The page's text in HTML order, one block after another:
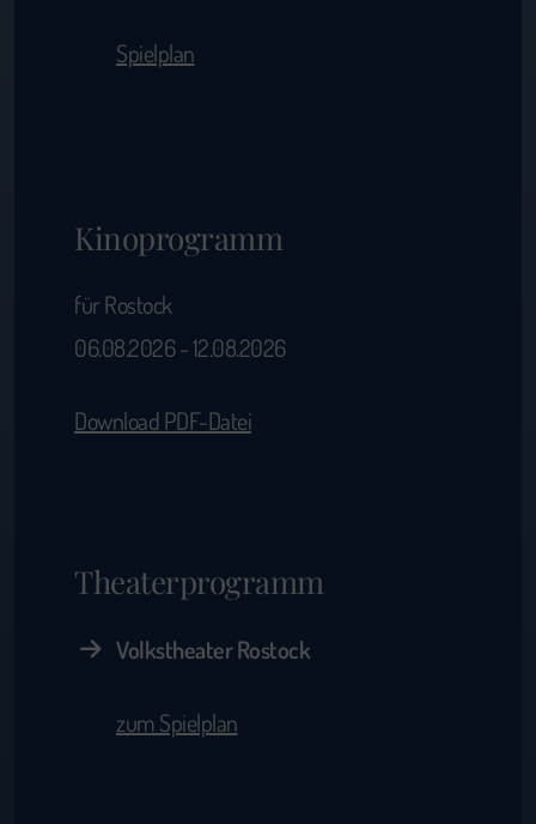
Spielplan
Kinoprogramm
für Rostock
06.08.2026 - 12.08.2026
Download PDF-Datei
Theaterprogramm
Volkstheater Rostock
zum Spielplan